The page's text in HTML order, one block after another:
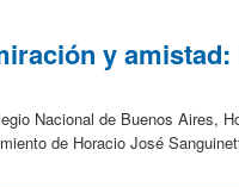
y
Nacional de Buenos Aires,
de Horacio José